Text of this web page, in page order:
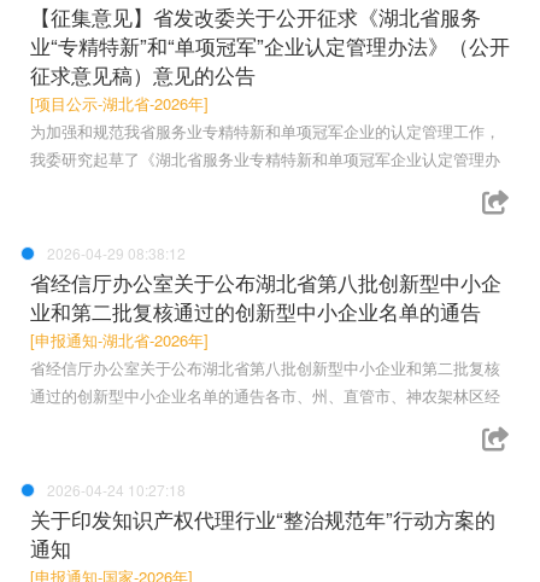
【征集意见】省发改委关于公开征求《湖北省服务
业“专精特新”和“单项冠军”企业认定管理办法》（公开
征求意见稿）意见的公告
[项目公示-湖北省-2026年]
为加强和规范我省服务业专精特新和单项冠军企业的认定管理工作，
我委研究起草了《湖北省服务业专精特新和单项冠军企业认定管理办
2026-04-29 08:38:12
省经信厅办公室关于公布湖北省第八批创新型中小企
业和第二批复核通过的创新型中小企业名单的通告
[申报通知-湖北省-2026年]
省经信厅办公室关于公布湖北省第八批创新型中小企业和第二批复核
通过的创新型中小企业名单的通告各市、州、直管市、神农架林区经
2026-04-24 10:27:18
关于印发知识产权代理行业“整治规范年”行动方案的
通知
[申报通知-国家-2026年]